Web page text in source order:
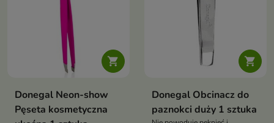

Donegal Neon-show
Pęseta kosmetyczna

Donegal Obcinacz do
paznokci duży 1 sztuka